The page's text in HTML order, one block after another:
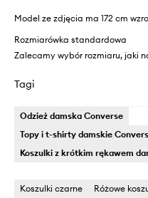
Model ze zdjęcia ma 172 cm
Rozmiarówka standardowa
Zalecamy wybór rozmiaru, jaki
Tagi
Odzież damska Converse
Topy i t-shirty damskie
Koszulki z krótkim rękawem
Koszulki czarne Różowe